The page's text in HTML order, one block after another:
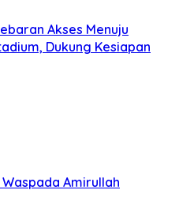
Akses Menuju
Dukung Kesiapan
Amirullah